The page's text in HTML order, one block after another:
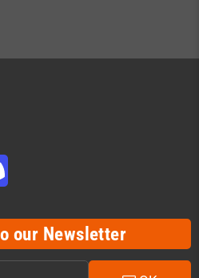
our Newsletter